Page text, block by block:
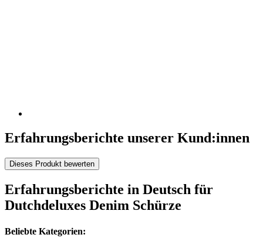
Erfahrungsberichte unserer Kund:innen
Dieses Produkt bewerten
Erfahrungsberichte in Deutsch für
Dutchdeluxes Denim Schürze
Beliebte Kategorien: